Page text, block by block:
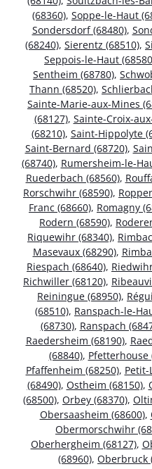
(68360), Soppe-le-Haut
Sondersdorf (68480),
(68240), Sierentz (68510),
Seppois-le-Haut
Sentheim (68780),
Thann (68520),
Sainte-Marie-aux-Mines
(68127), Sainte-Croix-
(68210), Saint-Hippolyte
Saint-Bernard (68720),
(68740), Rumersheim-le-
Ruederbach (68560),
Rorschwihr (68590),
Franc (68660), Romagny
Rodern (68590),
Riquewihr (68340),
Masevaux (68290),
Riespach (68640),
Richwiller (68120),
Reiningue (68950),
(68510), Ranspach-le-
(68730), Ranspach
Raedersheim (68190),
(68840), Pfetterhouse
Pfaffenheim (68250), Petit-
(68490), Ostheim (68150),
(68500), Orbey (68370),
Obersaasheim (68600),
Obermorschwihr
Oberhergheim (68127),
(68960), Oberbruck